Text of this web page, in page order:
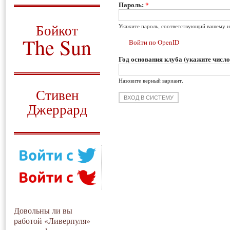
Бойкот
The Sun
Стивен
Джеррард
Довольны ли вы
работой «Ливерпуля»
Пароль:*
Укажите пароль, соответствующий вашему
Войти по OpenID
Год основания клуба (укажите
Назовите верный вариант.